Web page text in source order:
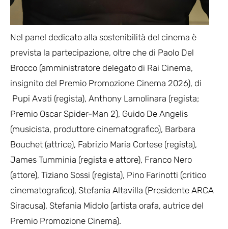
Nel panel dedicato alla sostenibilità del cinema è
prevista la partecipazione, oltre che di Paolo Del
Brocco (amministratore delegato di Rai Cinema,
insignito del Premio Promozione Cinema 2026), di
Pupi Avati (regista), Anthony Lamolinara (regista;
Premio Oscar Spider-Man 2), Guido De Angelis
(musicista, produttore cinematografico), Barbara
Bouchet (attrice), Fabrizio Maria Cortese (regista),
James Tumminia (regista e attore), Franco Nero
(attore), Tiziano Sossi (regista), Pino Farinotti (critico
cinematografico), Stefania Altavilla (Presidente ARCA
Siracusa), Stefania Midolo (artista orafa, autrice del
Premio Promozione Cinema).